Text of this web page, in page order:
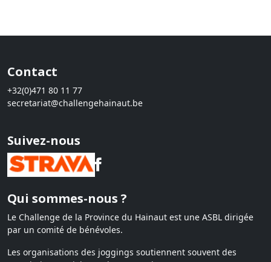
Contact
+32(0)471 80 11 77
secretariat@challengehainaut.be
Suivez-nous
Qui sommes-nous ?
Le Challenge de la Province du Hainaut est une ASBL dirigée
par un comité de bénévoles.
Les organisations des joggings soutiennent souvent des